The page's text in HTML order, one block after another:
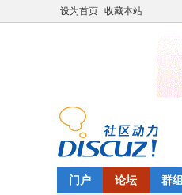
设为首页 收藏本站
门户 论坛 群组